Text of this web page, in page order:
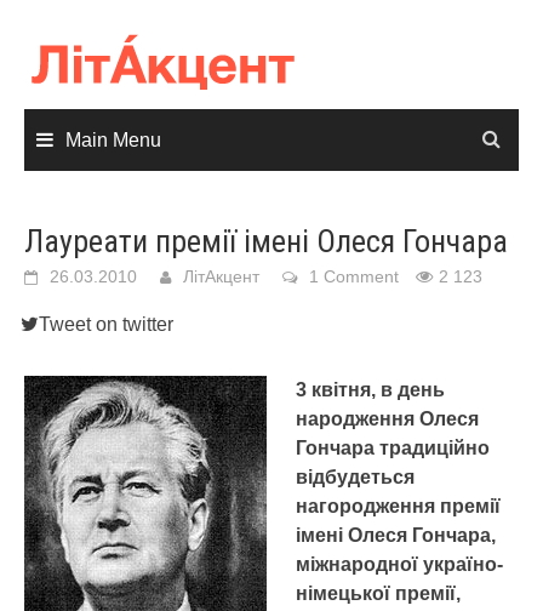
content
Main Menu
Лауреати премії імені Олеся Гончара
26.03.2010 ЛітАкцент 1 Comment 2 123
Tweet on twitter
3 квітня, в день
народження Олеся
Гончара традиційно
відбудеться
нагородження премії
імені Олеся Гончара,
міжнародної україно-
німецької премії,